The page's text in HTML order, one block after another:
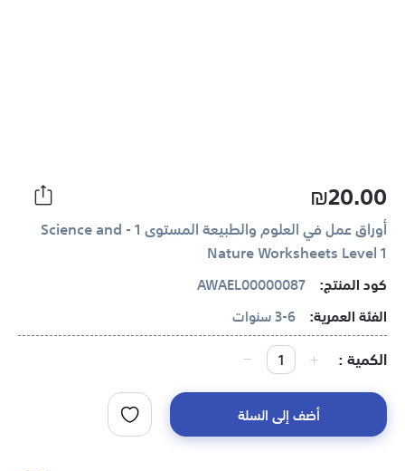
₪20.00
أوراق عمل في العلوم والطبيعة المستوى 1 - Science and
Nature Worksheets Level 1
كود المنتج: AWAEL00000087
الفئة العمرية: 3-6 سنوات
الكمية
أضف إلى السلة